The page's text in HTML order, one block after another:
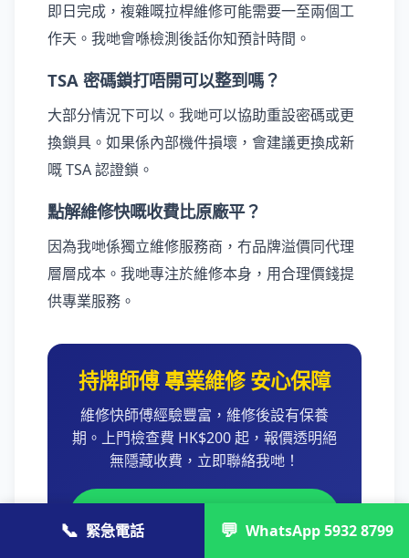
即日完成，複雜嘅拉桿維修可能需要一至兩個工
作天。我哋會喺檢測後話你知預計時間。
TSA 密碼鎖打唔開可以整到嗎？
大部分情況下可以。我哋可以協助重設密碼或更
換鎖具。如果係內部機件損壞，會建議更換成新
嘅 TSA 認證鎖。
點解維修快嘅收費比原廠平？
因為我哋係獨立維修服務商，冇品牌溢價同代理
層層成本。我哋專注於維修本身，用合理價錢提
供專業服務。
持牌師傅 專業維修 安心保障
維修快師傅經驗豐富，維修後設有保養
期。上門檢查費 HK$200 起，報價透明絕
無隱藏收費，立即聯絡我哋！
📞 緊急電話 💬 WhatsApp 5932 8799